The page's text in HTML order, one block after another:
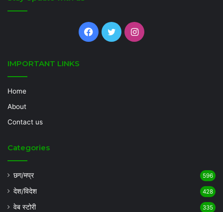
Facebook
TwitterInstagram
IMPORTANT LINKS
Home
About
Contact us
Categories
छग/मप्र 596
देश/विदेश 428
वेब स्टोरी 335